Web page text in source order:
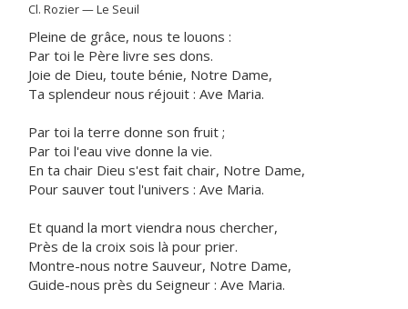
Cl. Rozier — Le Seuil
Pleine de grâce, nous te louons :
Par toi le Père livre ses dons.
Joie de Dieu, toute bénie, Notre Dame,
Ta splendeur nous réjouit : Ave Maria.
Par toi la terre donne son fruit ;
Par toi l'eau vive donne la vie.
En ta chair Dieu s'est fait chair, Notre Dame,
Pour sauver tout l'univers : Ave Maria.
Et quand la mort viendra nous chercher,
Près de la croix sois là pour prier.
Montre-nous notre Sauveur, Notre Dame,
Guide-nous près du Seigneur : Ave Maria.